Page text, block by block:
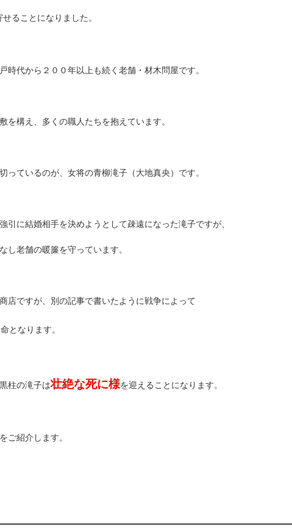
せることになりました。
時代から２００年以上も続く老舗・材木問屋です。
を構え、多くの職人たちを抱えています。
っているのが、女将の青柳滝子（大地真央）です。
引に結婚相手を決めようとして疎遠になった滝子ですが、
し老舗の暖簾を守っています。
店ですが、別の記事で書いたように戦争によって
となります。
柱の滝子は壮絶な死に様を迎えることになります。
ご紹介します。